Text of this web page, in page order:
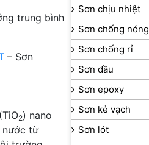
trung bình
– Sơn
2) nano
nước từ
Sơn chịu nhiệt
Sơn chống nóng
Sơn chống rỉ
Sơn dầu
Sơn epoxy
Sơn kẻ vạch
Sơn lót